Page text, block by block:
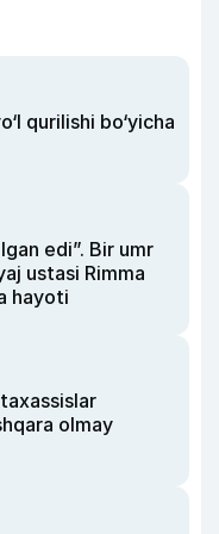
qurilishi bo‘yicha
edi”. Bir umr
ustasi Rimma
hayoti
olmay